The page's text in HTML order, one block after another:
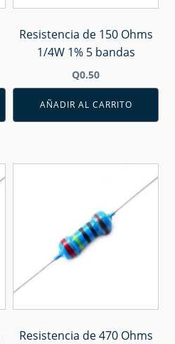
Resistencia de 150 Ohms
1/4W 1% 5 bandas
Q0.50
AÑADIR AL CARRITO
Resistencia de 470 Ohms